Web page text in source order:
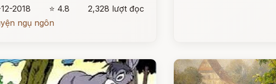
2018
⭐ 4.8
2,328 lượt đọc
ngụ ngôn